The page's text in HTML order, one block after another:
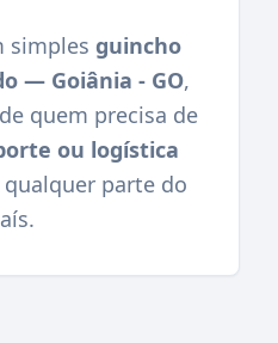
simples guincho
— Goiânia - GO,
quem precisa de
ou logística
qualquer parte do